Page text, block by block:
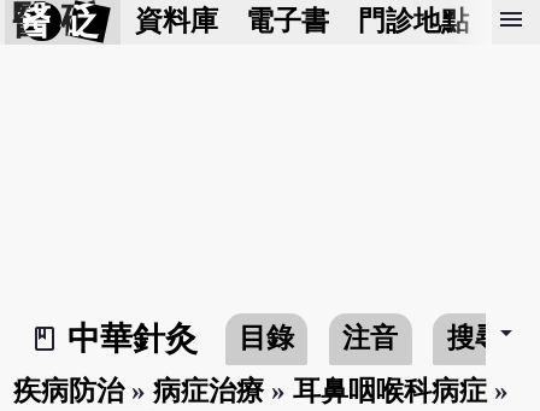
醫 砭 資料庫 電子書 門診地點 預
menu
book_2
中華針灸 目錄 注音 搜尋arrow_drop_down
疾病防治»病症治療»耳鼻咽喉科病症 »